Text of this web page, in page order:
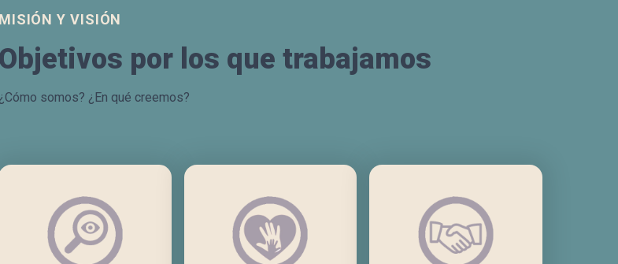
MISIÓN Y VISIÓN
Objetivos por los que trabajamos
¿Cómo somos? ¿En qué creemos?